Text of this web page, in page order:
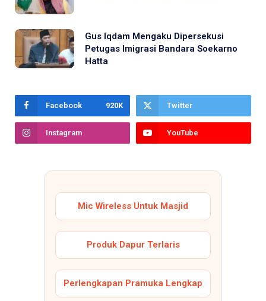
Gus Iqdam Mengaku Dipersekusi
Petugas Imigrasi Bandara Soekarno
Hatta
Facebook 920K Twitter
Instagram YouTube
Mic Wireless Untuk Masjid
Produk Dapur Terlaris
Perlengkapan Pramuka Lengkap